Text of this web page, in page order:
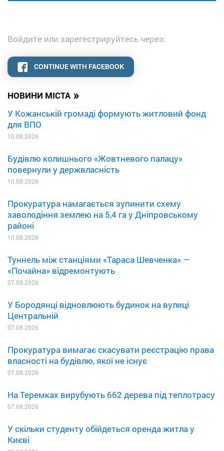
НОВИНИ МІСТА »
У Кожанській громаді формують житловий фонд
для ВПО
10.08.2026
Будівлю колишнього «Жовтневого палацу»
повернули у держвласність
10.08.2026
Прокуратура намагається зупинити схему
заволодіння землею на 5,4 га у Дніпровському
районі
10.08.2026
Туннель між станціями «Тараса Шевченка» —
«Почайна» відремонтують
07.08.2026
У Бородянці відновлюють будинок на вулиці
Центральній
07.08.2026
Прокуратура вимагає скасувати реєстрацію права
власності на будівлю, якої не існує
07.08.2026
На Теремках вирубують 662 дерева під теплотрасу
07.08.2026
У скільки студенту обійдеться оренда житла у
Києві
Войдите или зарегестрируйтесь через:
CONTINUE WITH FACEBOOK